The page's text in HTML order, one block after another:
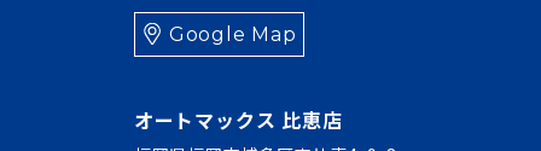
Google Map
オートマックス 比恵店